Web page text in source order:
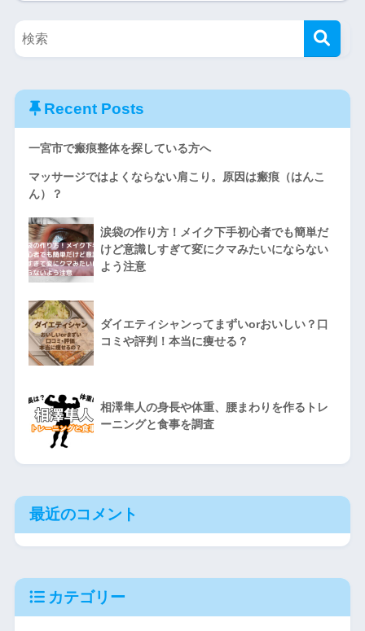
Recent Posts
一宮市で瘢痕整体を探している方へ
マッサージではよくならない肩こり。原因は瘢痕（はんこ
ん）？
涙袋の作り方！メイク下手初心者でも簡単だ
けど意識しすぎて変にクマみたいにならない
よう注意
ダイエティシャンってまずいorおいしい？口
コミや評判！本当に痩せる？
相澤隼人の身長や体重、腰まわりを作るトレ
ーニングと食事を調査
最近のコメント
カテゴリー